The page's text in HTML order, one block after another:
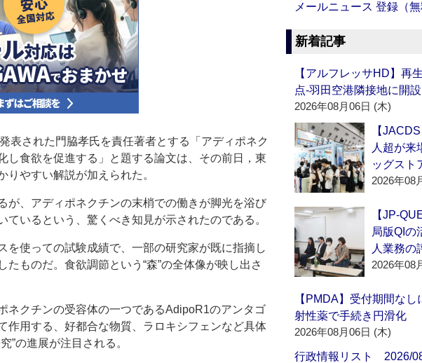
された門脇孝氏を責任著者とする「アディポネク
し食欲を促進する」と題する論文は、その前日，東
やすい解説が加えられた。
、アディポネクチンの末梢での働きが脚光を浴び
いるという、驚くべき知見が示されたのである。
使っての試験成績で、一部の研究家が既に指摘し
ものだ。食欲調節という“森”の全体像が映し出さ
クチンの受容体の一つであるAdipoR1のアンタゴ
作用する、好都合な物質、ラロキシフェンなど具体
”の進展が注目される。
メールニュース 登録（無
新着記事
【アルフレッサHD】再
点‐羽田空港隣接地に開設
2026年08月06日 (木)
【
人超が来
ッグスト
2026年08
【JP-
局版QIの
人業務の
2026年08
【PMDA】受付期間なし
射性薬で手続き円滑化
2026年08月06日 (木)
行政情報リスト 2026/